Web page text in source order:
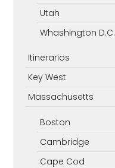
Utah
Whashington D.C.
Itinerarios
Key West
Massachusetts
Boston
Cambridge
Cape Cod